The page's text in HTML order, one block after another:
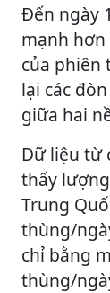
Đến ngày
mạnh hơn
của phiên
lại các
giữa hai
Dữ liệu từ
thấy
Trung
thùng/
chỉ bằng
thùng/